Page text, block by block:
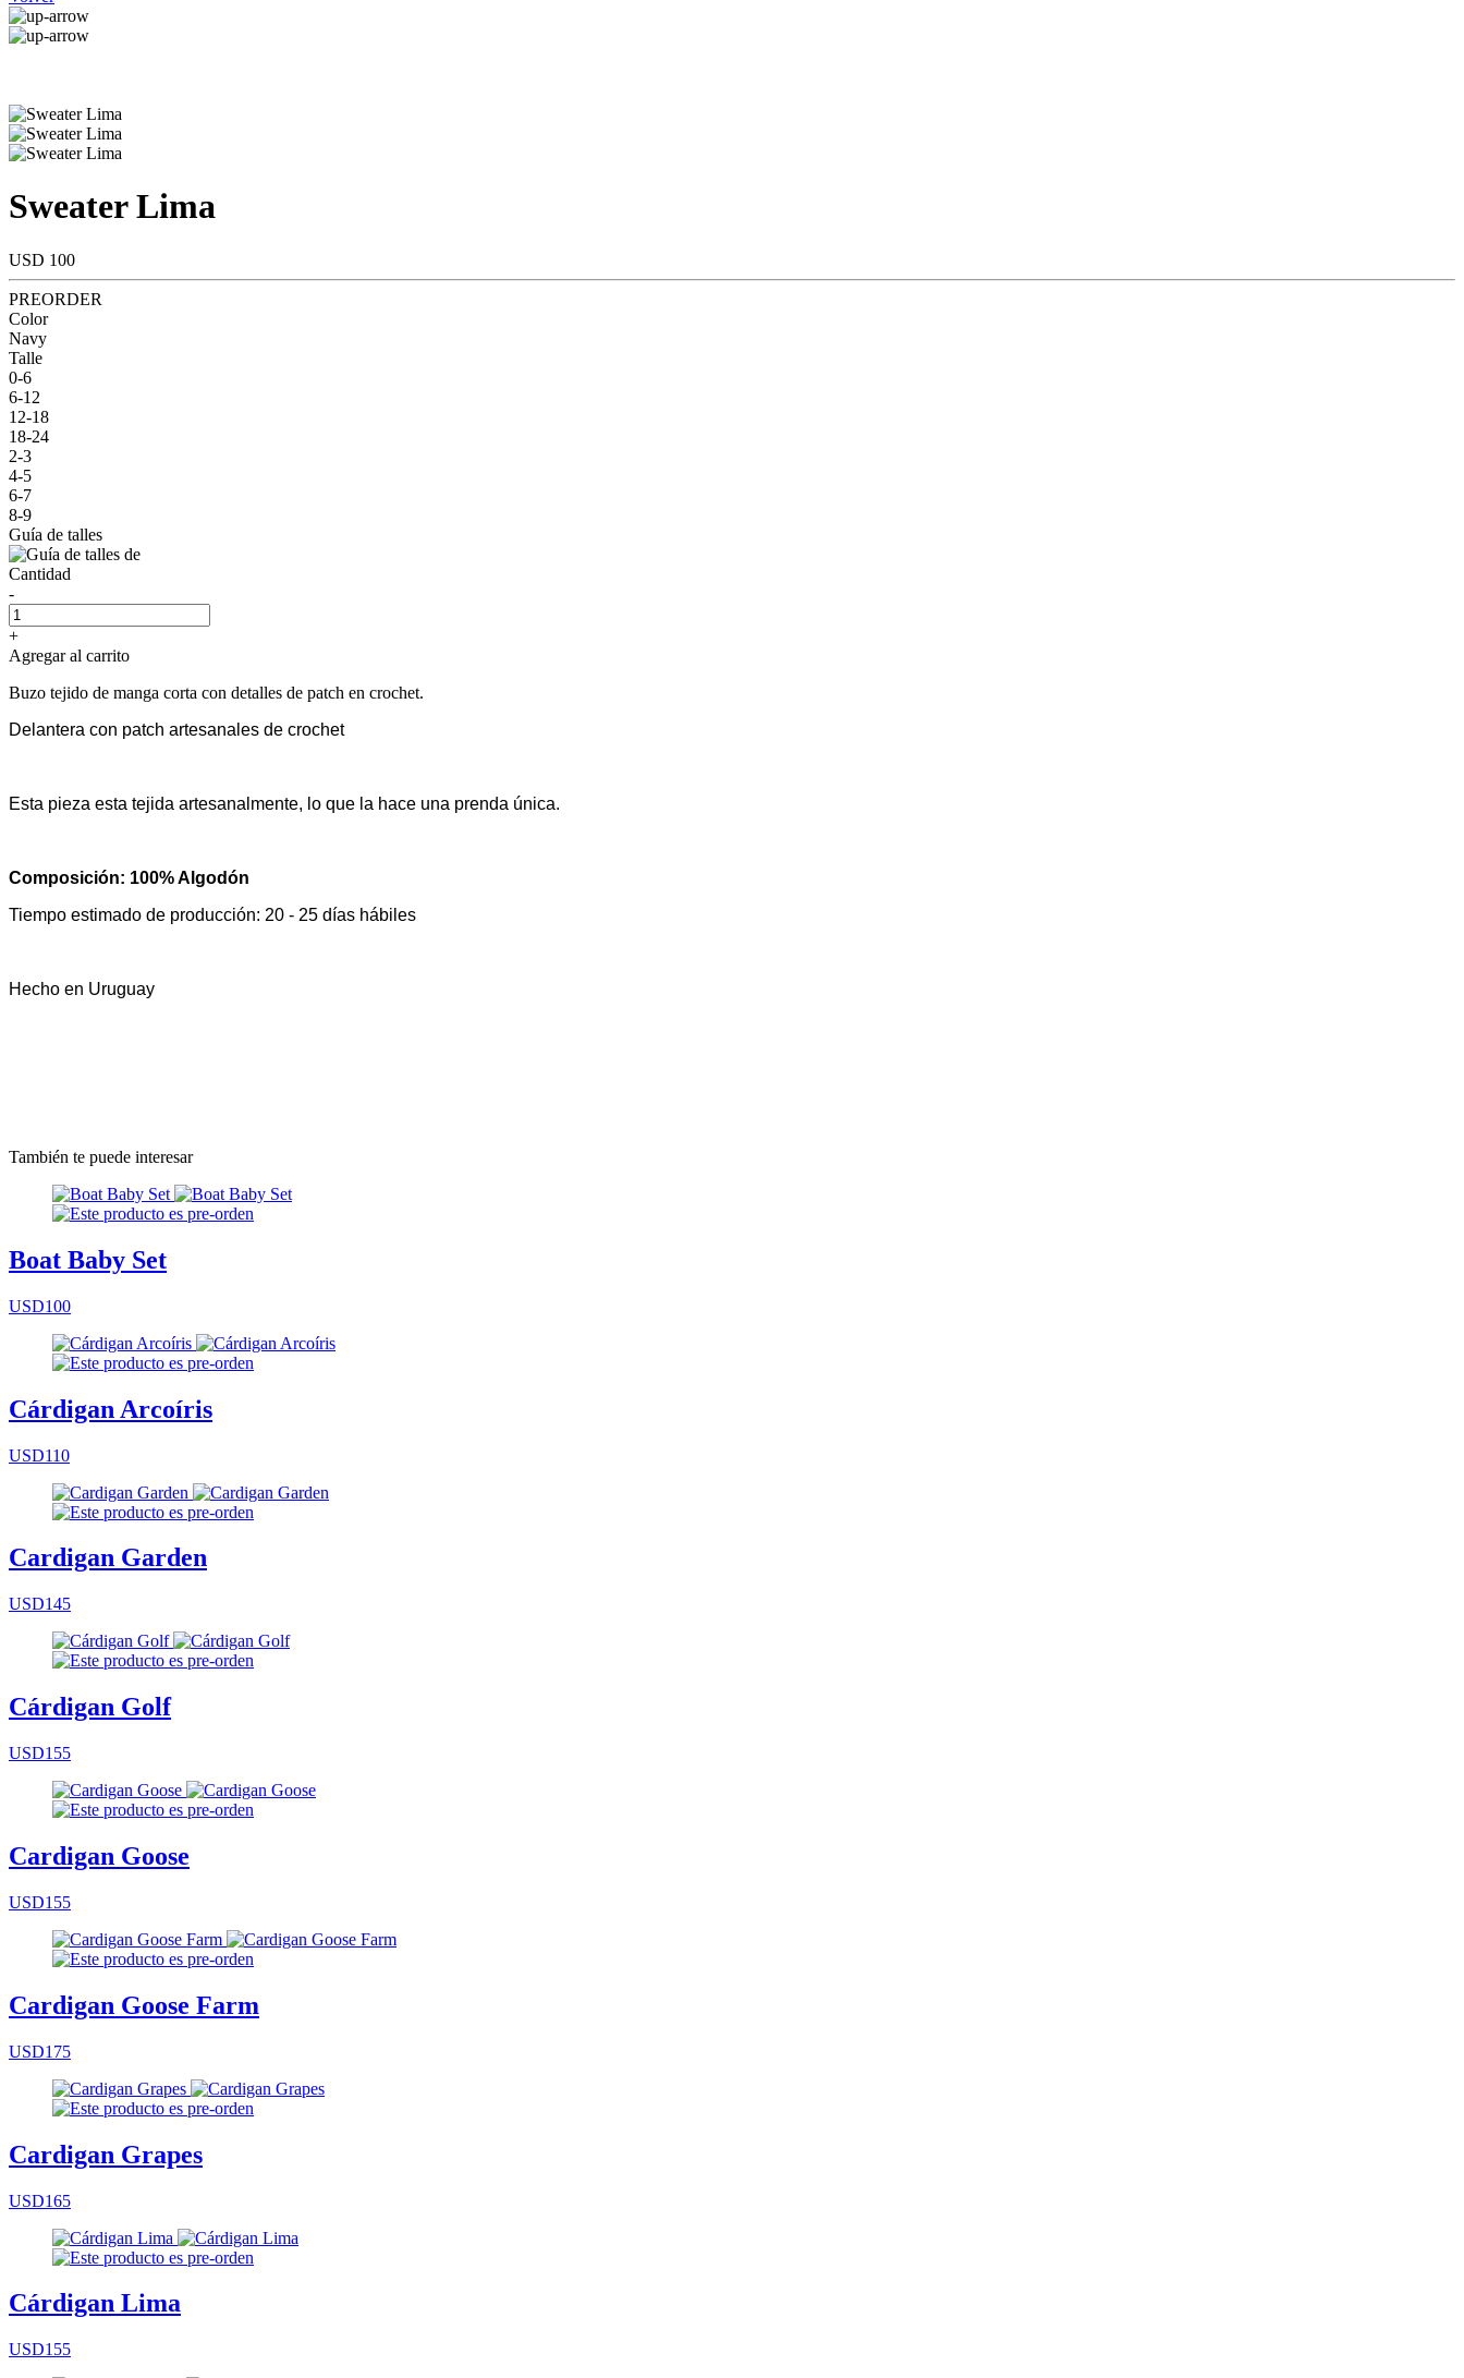
Sweater Lima
USD 100
PREORDER
Color
Navy
Talle
0-6
6-12
12-18
18-24
2-3
4-5
6-7
8-9
Guía de talles
Cantidad
-
+
Agregar al carrito
Buzo tejido de manga corta con detalles de patch en crochet.
Delantera con patch artesanales de crochet
Esta pieza esta tejida artesanalmente, lo que la hace una prenda única.
Composición: 100% Algodón
Tiempo estimado de producción: 20 - 25 días hábiles
Hecho en Uruguay
También te puede interesar
Boat Baby Set
USD100
Cárdigan Arcoíris
USD110
Cardigan Garden
USD145
Cárdigan Golf
USD155
Cardigan Goose
USD155
Cardigan Goose Farm
USD175
Cardigan Grapes
USD165
Cárdigan Lima
USD155